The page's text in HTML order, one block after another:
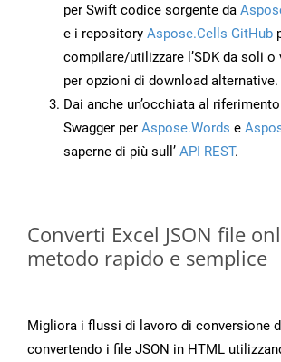
per Swift codice sorgente da
e i repository Aspose.Cells GitHub
compilare/utilizzare l’SDK da soli o
per opzioni di download alternative.
Dai anche un’occhiata al
Swagger per Aspose.Words e
saperne di più sull’ API REST.
Converti Excel JSON file
metodo rapido e semplice
Migliora i flussi di lavoro di conversione
convertendo i file JSON in HTML